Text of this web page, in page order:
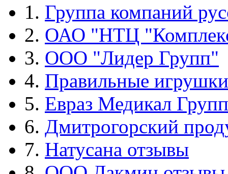
1. Группа компаний
2. ОАО "НТЦ
3. ООО "Лидер Групп"
4. Правильные игрушки
5. Евраз Медикал Групп
6. Дмитрогорский
7. Натусана отзывы